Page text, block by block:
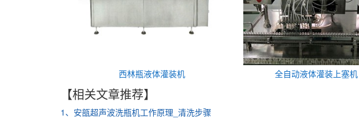
西林瓶液体灌装机 全自动液体灌装上塞机
【相关文章推荐】
1、安瓿超声波洗瓶机工作原理_清洗步骤